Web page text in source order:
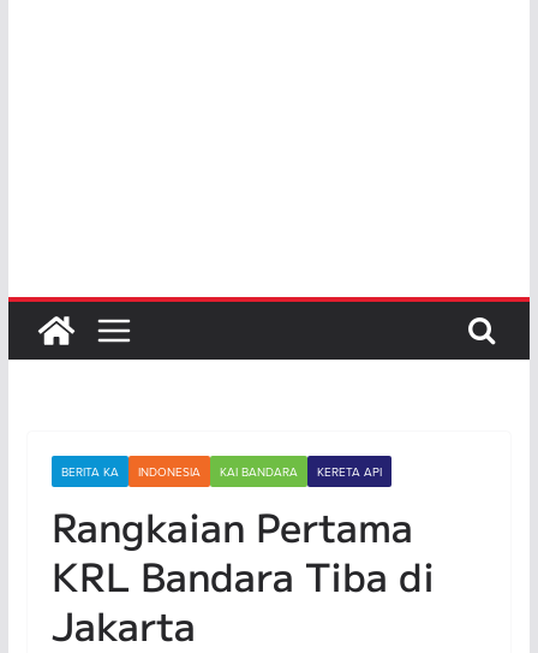
BERITA KA INDONESIA KAI BANDARA KERETA API
Rangkaian Pertama
KRL Bandara Tiba di
Jakarta